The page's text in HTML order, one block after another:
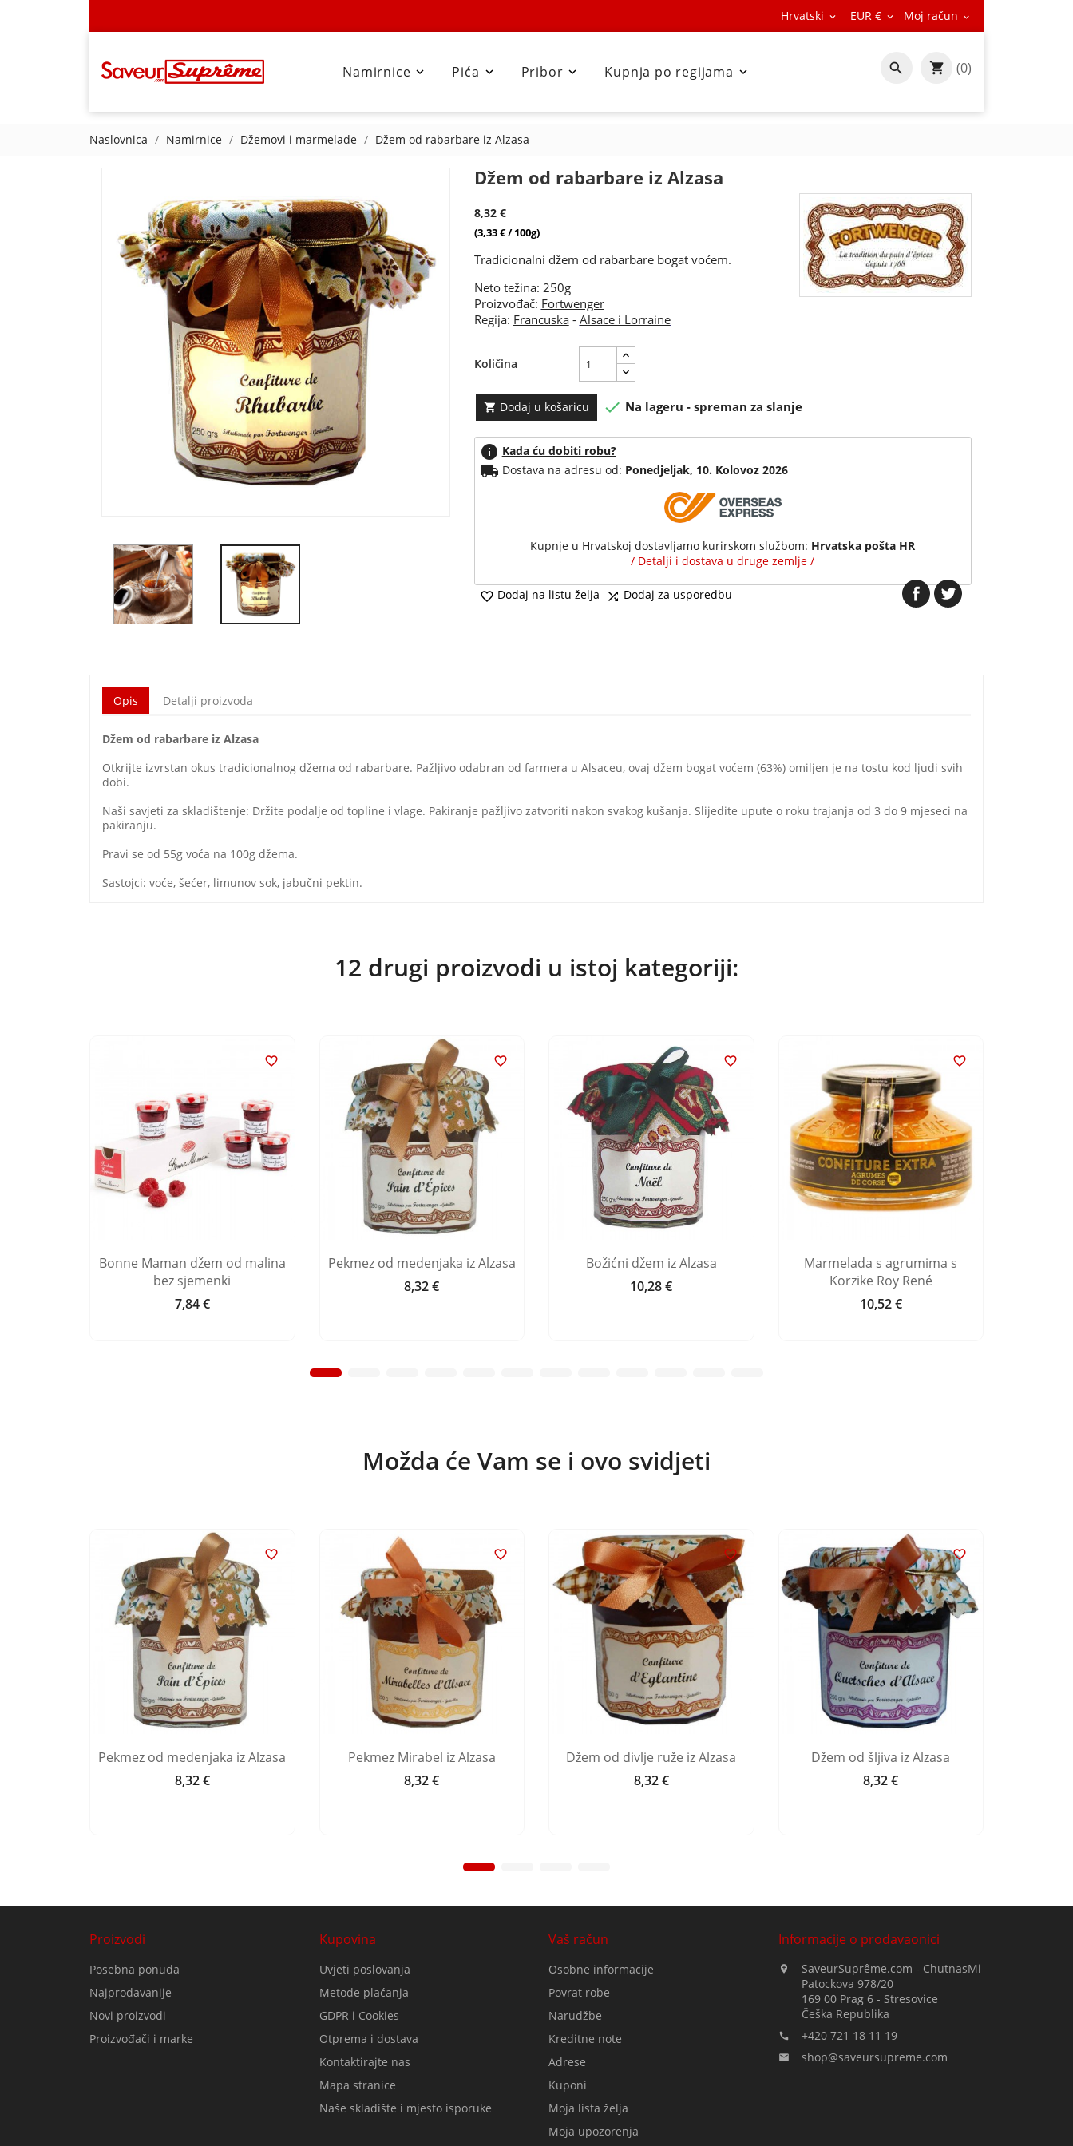
Hrvatski  EUR €  Moj račun 

Namirnice 
Pića 
Pribor 
Kupnja po regijama  (0)
Naslovnica Namirnice Džemovi i marmelade Džem od rabarbare iz Alzasa
Džem od rabarbare iz Alzasa
8,32 €
(3,33 € / 100g)
Tradicionalni džem od rabarbare bogat voćem.
Neto težina: 250g
Proizvođač: Fortwenger
Regija: Francuska- Alsace i Lorraine
Količina
 Dodaj u košaricu  Na lageru - spreman za slanje
info Kada ću dobiti robu?
local_shipping Dostava na adresu od: Ponedjeljak, 10. Kolovoz 2026
Kupnje u Hrvatskoj dostavljamo kurirskom službom: Hrvatska pošta HR
/ Detalji i dostava u druge zemlje /
 Dodaj na listu želja  Dodaj za usporedbu
Opis Detalji proizvoda
Džem od rabarbare iz Alzasa
Otkrijte izvrstan okus tradicionalnog džema od rabarbare. Pažljivo odabran od farmera u Alsaceu, ovaj džem bogat voćem (63%) omiljen je na tostu kod ljudi svih
dobi.
Naši savjeti za skladištenje: Držite podalje od topline i vlage. Pakiranje pažljivo zatvoriti nakon svakog kušanja. Slijedite upute o roku trajanja od 3 do 9 mjeseci na
pakiranju.
Pravi se od 55g voća na 100g džema.
Sastojci: voće, šećer, limunov sok, jabučni pektin.
12 drugi proizvodi u istoj kategoriji:

Bonne Maman džem od malina
bez sjemenki
Cijena
7,84 €

Pekmez od medenjaka iz Alzasa
Cijena
8,32 €

Božićni džem iz Alzasa
Cijena
10,28 €

Marmelada s agrumima s
Korzike Roy René
Cijena
10,52 €
Možda će Vam se i ovo svidjeti

Pekmez od medenjaka iz Alzasa
Cijena
8,32 €

Pekmez Mirabel iz Alzasa
Cijena
8,32 €

Džem od divlje ruže iz Alzasa
Cijena
8,32 €

Džem od šljiva iz Alzasa
Cijena
8,32 €
Proizvodi
Posebna ponuda
Najprodavanije
Novi proizvodi
Proizvođači i marke
Kupovina
Uvjeti poslovanja
Metode plaćanja
GDPR i Cookies
Otprema i dostava
Kontaktirajte nas
Mapa stranice
Naše skladište i mjesto isporuke
Vaš račun
Osobne informacije
Povrat robe
Narudžbe
Kreditne note
Adrese
Kuponi
Moja lista želja
Moja upozorenja
Informacije o prodavaonici

SaveurSuprême.com - ChutnasMi
Patockova 978/20
169 00 Prag 6 - Stresovice
Češka Republika
 +420 721 18 11 19
 shop@saveursupreme.com